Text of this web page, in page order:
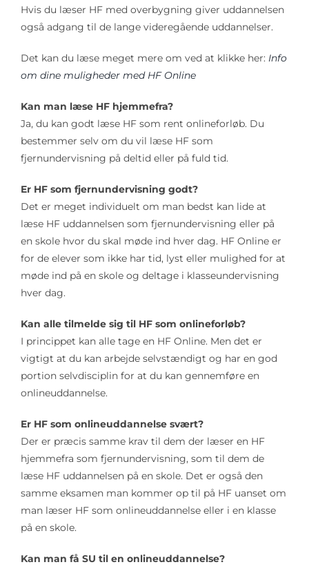
Tilmeld
Hvis du læser HF med overbygning giver uddannelsen
også adgang til de lange videregående uddannelser.
Det kan du læse meget mere om ved at klikke her: Info
om dine muligheder med HF Online
Kan man læse HF hjemmefra?
Ja, du kan godt læse HF som rent onlineforløb. Du
bestemmer selv om du vil læse HF som
fjernundervisning på deltid eller på fuld tid.
Er HF som fjernundervisning godt?
Det er meget individuelt om man bedst kan lide at
læse HF uddannelsen som fjernundervisning eller på
en skole hvor du skal møde ind hver dag. HF Online er
for de elever som ikke har tid, lyst eller mulighed for at
møde ind på en skole og deltage i klasseundervisning
hver dag.
Kan alle tilmelde sig til HF som onlineforløb?
I princippet kan alle tage en HF Online. Men det er
vigtigt at du kan arbejde selvstændigt og har en god
portion selvdisciplin for at du kan gennemføre en
onlineuddannelse.
Er HF som onlineuddannelse svært?
Der er præcis samme krav til dem der læser en HF
hjemmefra som fjernundervisning, som til dem de
læse HF uddannelsen på en skole. Det er også den
samme eksamen man kommer op til på HF uanset om
man læser HF som onlineuddannelse eller i en klasse
på en skole.
Kan man få SU til en onlineuddannelse?